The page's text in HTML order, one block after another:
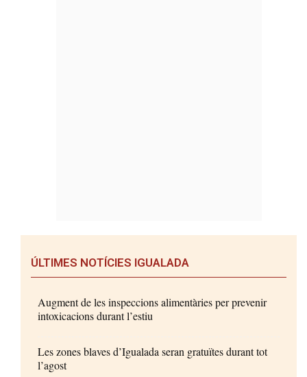
ÚLTIMES NOTÍCIES IGUALADA
Augment de les inspeccions alimentàries per prevenir
intoxicacions durant l’estiu
Les zones blaves d’Igualada seran gratuïtes durant tot
l’agost